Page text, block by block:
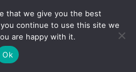
en ligne : une solution fiable,
dans les jeux vidéo : mythe ou
that we give you the best
continue to use this site we
are happy with it.
Ok